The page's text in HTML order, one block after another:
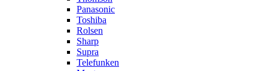
Panasonic
Toshiba
Rolsen
Sharp
Supra
Telefunken